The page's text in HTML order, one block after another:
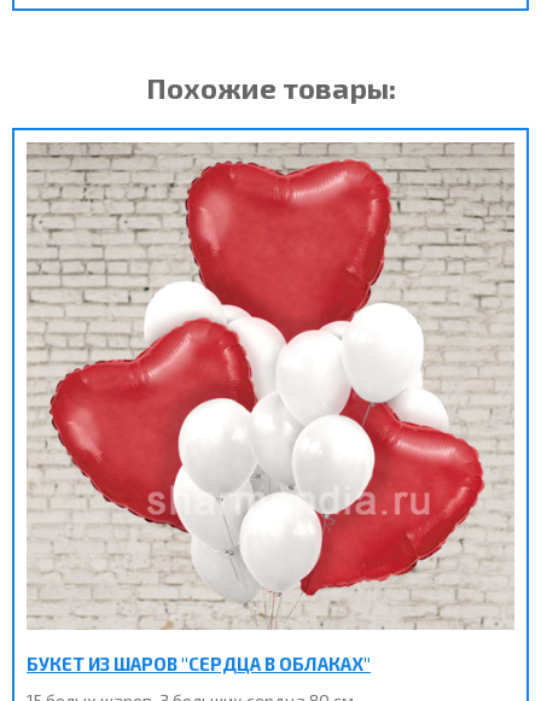
Похожие товары:
БУКЕТ ИЗ ШАРОВ "СЕРДЦА В ОБЛАКАХ"